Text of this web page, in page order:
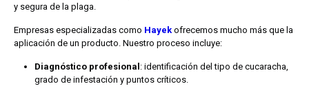
y segura de la plaga.
Empresas especializadas como Hayek ofrecemos mucho más que la
aplicación de un producto. Nuestro proceso incluye:
Diagnóstico profesional : identificación del tipo de cucaracha,
grado de infestación y puntos críticos.